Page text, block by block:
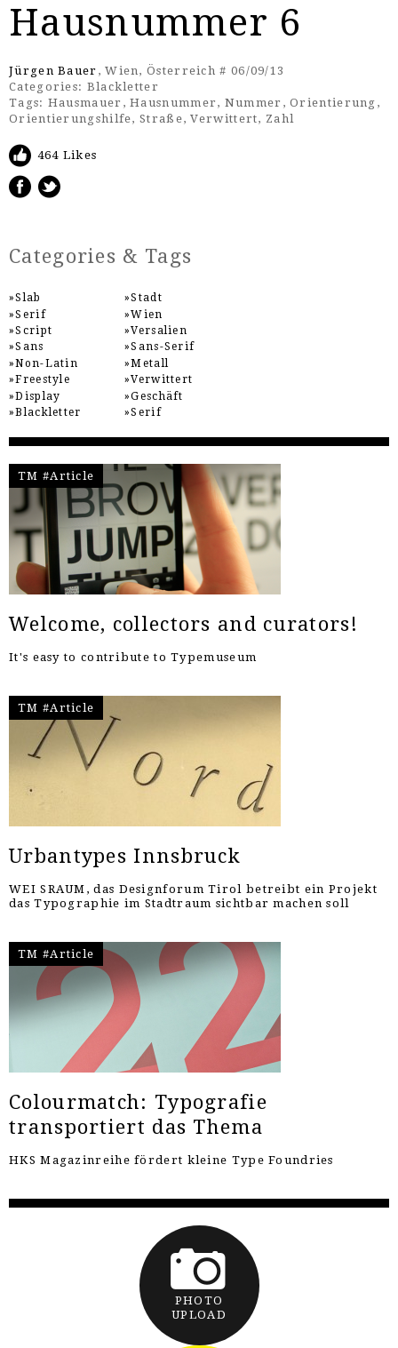
Hausnummer 6
Jürgen Bauer , Wien, Österreich # 06/09/13
Categories: Blackletter
Tags: Hausmauer ,Hausnummer , Nummer ,Orientierung ,
Orientierungshilfe,Straße,Verwittert, Zahl
464 Likes
Categories & Tags
Slab
Serif
Script
Sans
Non-Latin
Freestyle
Display
Blackletter
Stadt
Wien
Versalien
Sans-Serif
Metall
Verwittert
Geschäft
Serif
TM #Article
Welcome, collectors and curators!
It's easy to contribute to Typemuseum
TM #Article
Urbantypes Innsbruck
WEI SRAUM, das Designforum Tirol betreibt ein Projekt
das Typographie im Stadtraum sichtbar machen soll
TM #Article
Colourmatch: Typografie
transportiert das Thema
HKS Magazinreihe fördert kleine Type Foundries
PHOTO
UPLOAD